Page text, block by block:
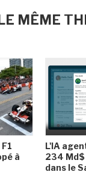
MÊME
à
L'IA
234 Md$
dans le